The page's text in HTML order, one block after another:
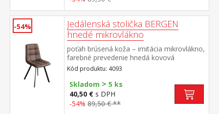
-54%
Jedálenská stolička BERGEN
hnedé mikrovlákno
poťah brúsená koža – imitácia mikrovlákno,
farebné prevedenie hnedá kovová
konštrukcia, farebné prevedenie čierna
výška sedu 51 cm
Kód produktu: 4093
Skladom > 5 ks
40,50 € s DPH
-54% 89,50 € **